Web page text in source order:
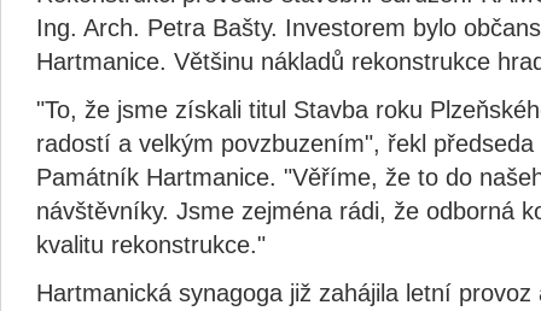
Ing. Arch. Petra Bašty. Investorem bylo
Hartmanice. Většinu nákladů rekonstrukce
"To, že jsme získali titul Stavba roku
radostí a velkým povzbuzením", řekl
Památník Hartmanice. "Věříme, že to do
návštěvníky. Jsme zejména rádi, že odborná
kvalitu rekonstrukce."
Hartmanická synagoga již zahájila letní